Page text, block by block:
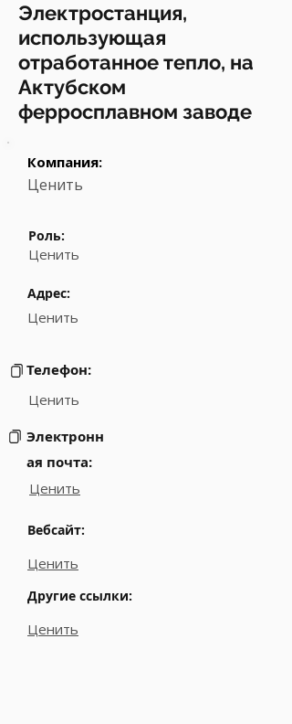
Электростанция,
использующая
отработанное тепло, на
Актубском
ферросплавном заводе
Компания:
Ценить
Роль:
Ценить
Адрес:
Ценить
Телефон:
Ценить
Электронн
ая почта:
Ценить
Вебсайт:
Ценить
Другие ссылки:
Ценить